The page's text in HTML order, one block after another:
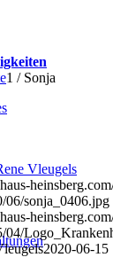
1 / Sonja
Vleugels
06/sonja_0406.jpg
04/
2020-06-15